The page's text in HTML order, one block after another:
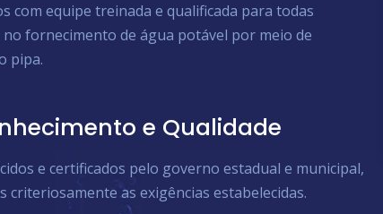
com equipe treinada e qualificada para todas
no fornecimento de água potável por meio de
pipa.
e Qualidade
e certificados pelo governo estadual e municipal,
criteriosamente as exigências estabelecidas.